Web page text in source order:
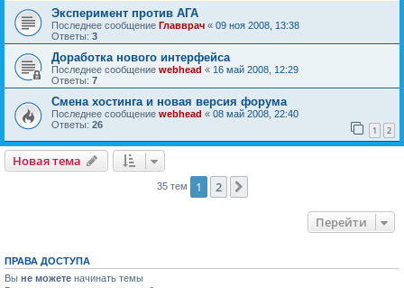
Эксперимент против АГА
Последнее сообщение Главврач « 09 ноя 2008, 13:38
Ответы: 3
Доработка нового интерфейса
Последнее сообщение webhead « 16 май 2008, 12:29
Ответы: 7
Смена хостинга и новая версия форума
Последнее сообщение webhead « 08 май 2008, 22:40
Ответы: 26 1 2
Новая тема
35 тем 1 2
Перейти
ПРАВА ДОСТУПА
Вы не можете начинать темы